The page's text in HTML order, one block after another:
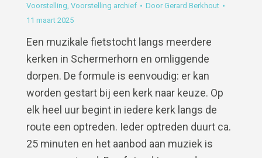
Voorstelling, Voorstelling archief DoorGerard Berkhout
11 maart 2025
Een muzikale fietstocht langs meerdere
kerken in Schermerhorn en omliggende
dorpen. De formule is eenvoudig: er kan
worden gestart bij een kerk naar keuze. Op
elk heel uur begint in iedere kerk langs de
route een optreden. Ieder optreden duurt ca.
25 minuten en het aanbod aan muziek is